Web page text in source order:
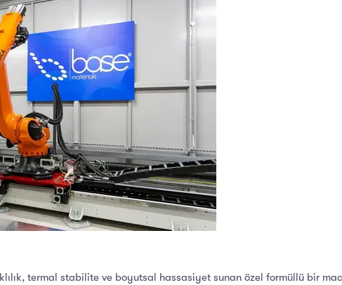
termal stabilite ve boyutsal hassasiyet sunan özel formüllü bir